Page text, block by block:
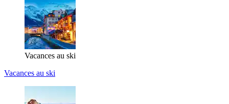
Vacances au ski
Vacances au ski